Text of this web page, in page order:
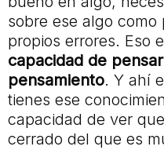
sobre ese algo
propios errores. Eso
capacidad de
pensamiento. Y ahí
tienes ese
capacidad de ver
cerrado del que es